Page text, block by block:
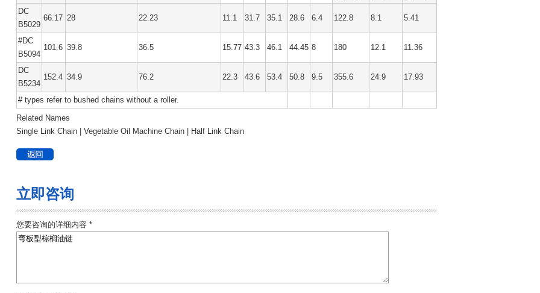
DC
B5029
66.17 28 22.23 11.1 31.7 35.1 28.6 6.4 122.8 8.1 5.41
#DC
B5094
101.6 39.8 36.5 15.77 43.3 46.1 44.45 8 180 12.1 11.36
DC
B5234
152.4 34.9 76.2 22.3 43.6 53.4 50.8 9.5 355.6 24.9 17.93
# types refer to bushed chains without a roller.
Related Names
Single Link Chain | Vegetable Oil Machine Chain | Half Link Chain
立即咨询
您要咨询的详细内容 *